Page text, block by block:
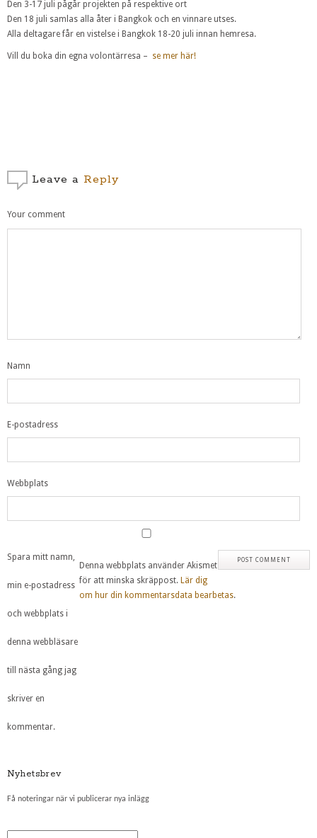
Den 3-17 juli pågår projekten på respektive ort
Den 18 juli samlas alla åter i Bangkok och en vinnare utses.
Alla deltagare får en vistelse i Bangkok 18-20 juli innan hemresa.
Vill du boka din egna volontärresa – se mer här!
Leave a Reply
Your comment
Namn
E-postadress
Webbplats
Spara mitt namn,
min e-postadress
och webbplats i
denna webbläsare
till nästa gång jag
skriver en
kommentar.
Denna webbplats använder Akismet
för att minska skräppost. Lär dig
om hur din kommentarsdata bearbetas.
Nyhetsbrev
Få noteringar när vi publicerar nya inlägg